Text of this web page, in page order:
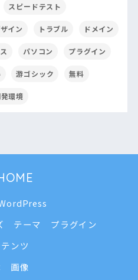
スピードテスト
イン トラブル ドメイン
パソコン プラグイン
游ゴシック 無料
環境
テーマ
プラグイン
ンツ
画像